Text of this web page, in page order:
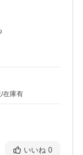
在庫有
いいね 0